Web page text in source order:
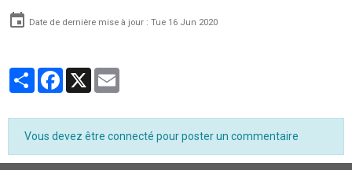
Date de dernière mise à jour : Tue 16 Jun 2020
PartagerFacebook
X
Vous devez être connecté pour poster un commentaire